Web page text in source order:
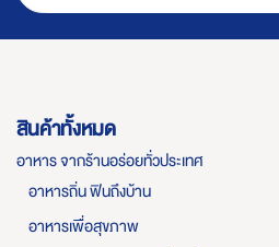
สินค้าทั้งหมด
อาหาร จากร้านอร่อยทั่วประเทศ
อาหารถิ่น ฟินถึงบ้าน
อาหารเพื่อสุขภาพ